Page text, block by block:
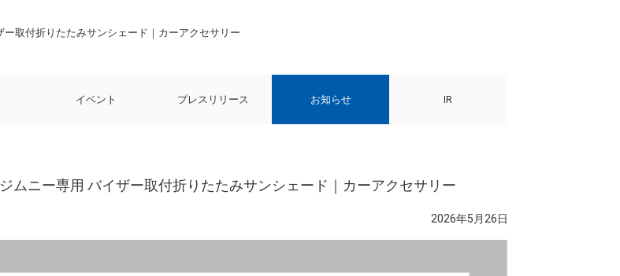
取付折りたたみサンシェード｜カーアクセサリー
イベント プレスリリース お知らせ IR
ムニー専用 バイザー取付折りたたみサンシェード｜カーアクセサリー
2026年5月26日